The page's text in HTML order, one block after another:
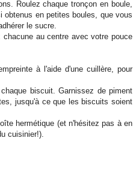
Roulez chaque tronçon en boule,
obtenus en petites boules, que vous
le sucre.
au centre avec votre pouce
à l'aide d'une cuillère, pour
biscuit. Garnissez de piment
jusqu'à ce que les biscuits soient
hermétique (et n'hésitez pas à en
cuisinier!).